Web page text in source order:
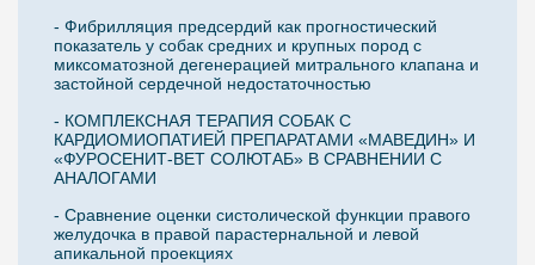
- Фибрилляция предсердий как прогностический
показатель у собак средних и крупных пород с
миксоматозной дегенерацией митрального клапана и
застойной сердечной недостаточностью
- КОМПЛЕКСНАЯ ТЕРАПИЯ СОБАК С
КАРДИОМИОПАТИЕЙ ПРЕПАРАТАМИ «МАВЕДИН» И
«ФУРОСЕНИТ-ВЕТ СОЛЮТАБ» В СРАВНЕНИИ С
АНАЛОГАМИ
- Сравнение оценки систолической функции правого
желудочка в правой парастернальной и левой
апикальной проекциях